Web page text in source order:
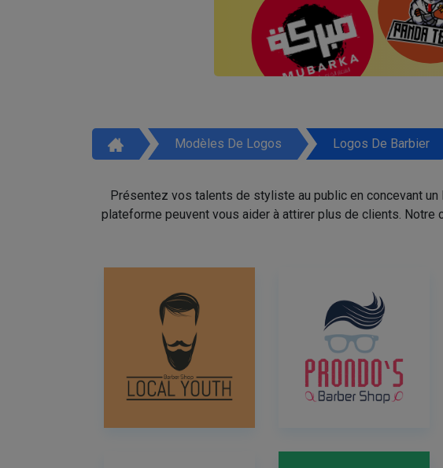
Modèles De Logos Logos De Barbier
Présentez vos talents de styliste au public en concevant
plateforme peuvent vous aider à attirer plus de clients.